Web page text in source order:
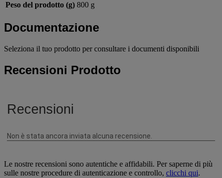
Peso del prodotto (g) 800 g
Documentazione
Seleziona il tuo prodotto per consultare i documenti disponibili
Recensioni Prodotto
Le nostre recensioni sono autentiche e affidabili. Per saperne di più
sulle nostre procedure di autenticazione e controllo, clicchi qui.